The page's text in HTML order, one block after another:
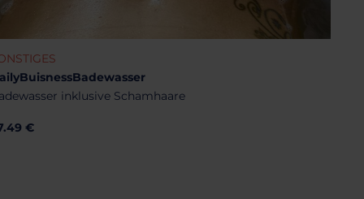
inklusive Schamhaare
€